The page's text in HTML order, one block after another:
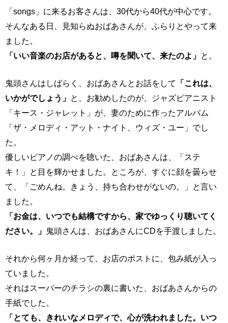
「songs」に来るお客さんは、30代から40代が中心です。
そんなある日、見知らぬおばあさんが、ふらりとやって来
ました。
「いい音楽のお店があると、噂を聞いて、来たのよ」 と。
鬼頭さんはしばらく、おばあさんとお話をして
「これは、
いかがでしょう」 と、お勧めしたのが、ジャズピアニスト
「キース・ジャレット」が、妻のために作ったアルバム
「ザ・メロディ・アット・ナイト、ウィズ・ユー」でし
た。
優しいピアノの調べを聴いた、おばあさんは、「ステ
キ！」と目を輝かせました。ところが、すぐに顔を曇らせ
て、「ごめんね。きょう、持ち合わせがないの。」と言い
ました。
「お金は、いつでも結構ですから、家でゆっくり聴いてく
ださい。」 鬼頭さんは、おばあさんにCDを手渡しました。
それから何ヶ月か経って、お店のポストに、包み紙が入っ
ていました。
それはスーパーのチラシの裏に書いた、おばあさんからの
手紙でした。
「とても、きれいなメロディで、心が洗われました。いつ